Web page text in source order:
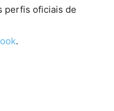
perfis oficiais de
.